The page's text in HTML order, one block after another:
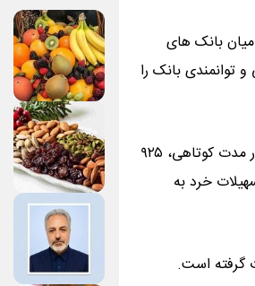
رقم در میان بانک های
توانمندی بانک را
مدیرعامل بانک ملت همچنین به اپلیکیشن دیما به عنوان یکی از محصولات فناورانه بانک ملت اشاره کرد و گفت: تاکنون و در مدت کوتاهی، ۹۲۵
خرد به
گرفته است.